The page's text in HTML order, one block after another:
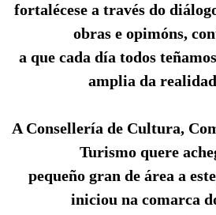
fortalécese a través do
obras e opimóns,
a que cada día todos
amplia da
A Consellería de Cultura,
Turismo quere
pequeño gran de área a
iniciou na comarca